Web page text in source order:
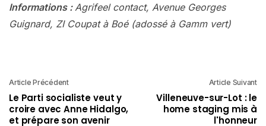
Informations : Agrifeel contact, Avenue Georges
Guignard, ZI Coupat à Boé (adossé à Gamm vert)
Article Précédent
Le Parti socialiste veut y
croire avec Anne Hidalgo,
et prépare son avenir
Article Suivant
Villeneuve-sur-Lot : le
home staging mis à
l'honneur